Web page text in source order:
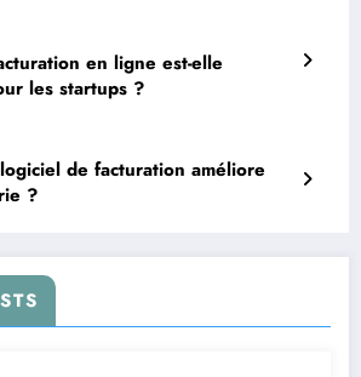
en ligne est-elle
les startups ?
de facturation améliore
?